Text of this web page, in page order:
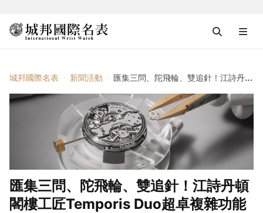
城邦國際名表 新聞活動 匯集三問、陀飛輪、雙追針！江詩丹頓閣樓工匠Temporis Duo超卓複雜功能鏤雕腕錶
匯集三問、陀飛輪、雙追針！江詩丹頓
閣樓工匠Temporis Duo超卓複雜功能